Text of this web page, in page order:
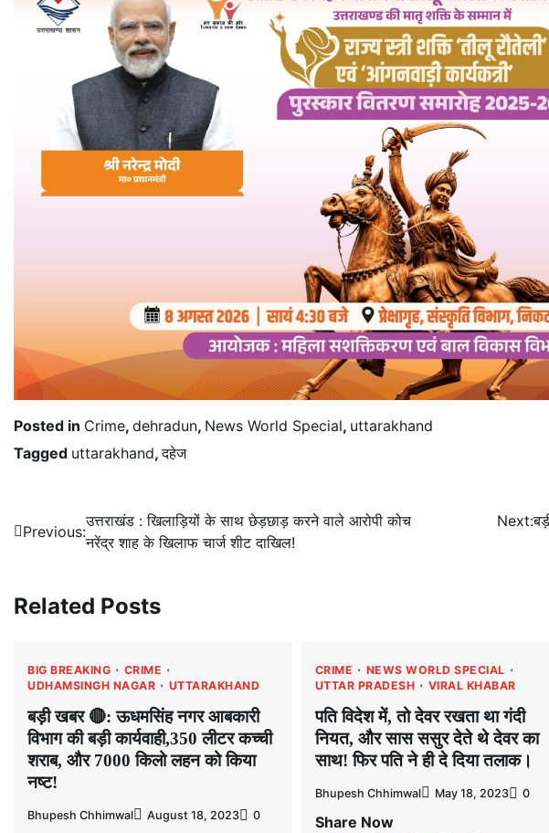
Posted in Crime, dehradun, News World Special, uttarakhand
Tagged uttarakhand,दहेज
Post
navigation
Previous:
उत्तराखंड : खिलाड़ियों के साथ छेड़छाड़ करने वाले आरोपी कोच
नरेंद्र शाह के खिलाफ चार्ज शीट दाखिल!
Next:
Related Posts
BIG BREAKING
CRIME
UDHAMSINGH NAGAR
UTTARAKHAND
बड़ी खबर 🔴: ऊधमसिंह नगर आबकारी
विभाग की बड़ी कार्यवाही,350 लीटर कच्ची
शराब, और 7000 किलो लहन को किया
नष्ट!
Bhupesh Chhimwal August 18, 2023 0
CRIME
NEWS WORLD SPECIAL
UTTAR PRADESH
VIRAL KHABAR
पति विदेश में, तो देवर रखता था गंदी
नियत, और सास ससुर देते थे देवर का
साथ! फिर पति ने ही दे दिया तलाक।
Bhupesh Chhimwal May 18, 2023 0
Share Now